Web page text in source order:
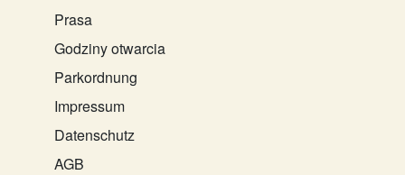
Prasa
Godziny otwarcia
Parkordnung
Impressum
Datenschutz
AGB